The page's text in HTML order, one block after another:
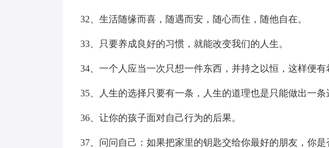
32、生活随缘而喜，随遇而安，随心而住，随他自在。
33、只要养成良好的习惯，就能改变我们的人生。
34、一个人应当一次只想一件东西，并持之以恒，这样便有
35、人生的选择只要有一条，人生的道理也是只能做出一条
36、让你的孩子面对自己行为的后果。
37、问问自己：如果把家里的钥匙交给你最好的朋友，你